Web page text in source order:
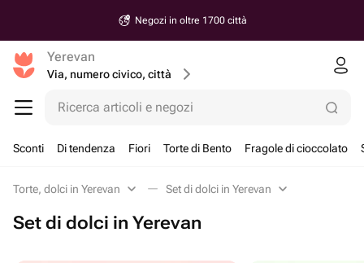
Negozi in oltre 1700 città
Yerevan
Via, numero civico, città
Ricerca articoli e negozi
Sconti Di tendenza Fiori Torte di Bento Fragole di cioccolato
Torte, dolci in Yerevan Set di dolci in Yerevan
Set di dolci in Yerevan